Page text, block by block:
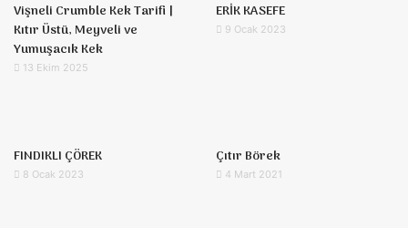
Vişneli Crumble Kek Tarifi |
Kıtır Üstü, Meyveli ve
Yumuşacık Kek
13 Ekim 2025
ERİK KASEFE
9 Ocak 2023
FINDIKLI ÇÖREK
8 Ocak 2023
Çıtır Börek
4 Mart 2021